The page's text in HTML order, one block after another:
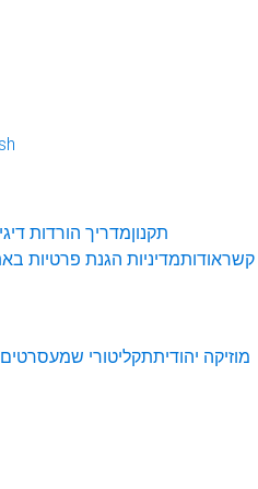
תקנוןמדריך הורדות
קשראודותמדיניות הגנת פרטיות
מוזיקה יהודיתתקליטורי שמעסרטים